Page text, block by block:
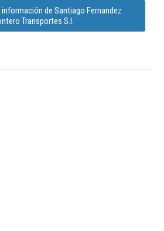
de Santiago Fernandez
Transportes S.l.